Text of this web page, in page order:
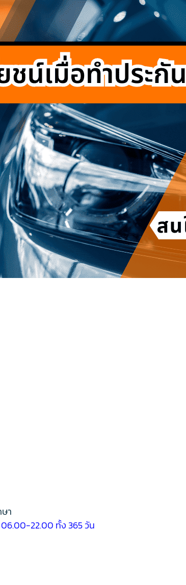
า
22.00 ทั้ง 365 วัน